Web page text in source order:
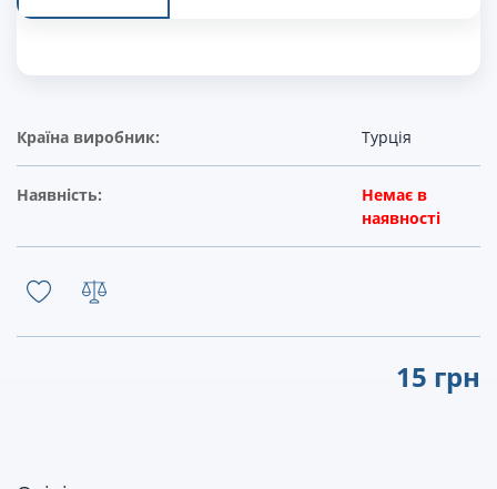
Країна виробник: Турція
Наявність:
Немає в
наявності
15 грн